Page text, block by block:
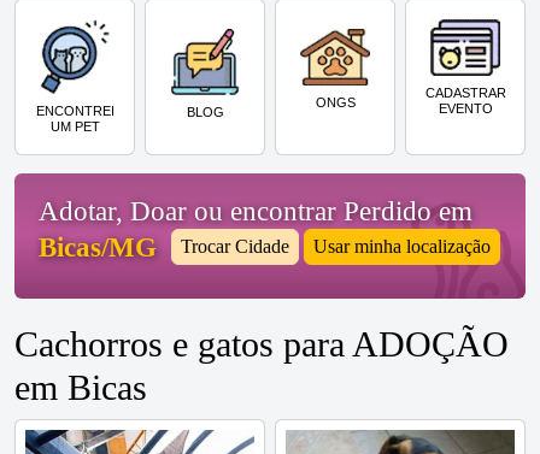
ENCONTREI
UM PET
BLOG
ONGS
CADASTRAR
EVENTO
Adotar, Doar ou encontrar Perdido em
Bicas/MG
Trocar Cidade Usar minha localização
Cachorros e gatos para ADOÇÃO
em Bicas